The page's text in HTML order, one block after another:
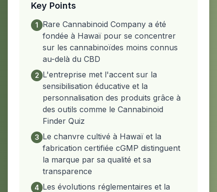
Key Points
1
Rare Cannabinoid Company a été
fondée à Hawaï pour se concentrer
sur les cannabinoïdes moins connus
au-delà du CBD
2 L'entreprise met l'accent sur la
sensibilisation éducative et la
personnalisation des produits grâce à
des outils comme le Cannabinoid
Finder Quiz
3 Le chanvre cultivé à Hawaï et la
fabrication certifiée cGMP distinguent
la marque par sa qualité et sa
transparence
4 Les évolutions réglementaires et la